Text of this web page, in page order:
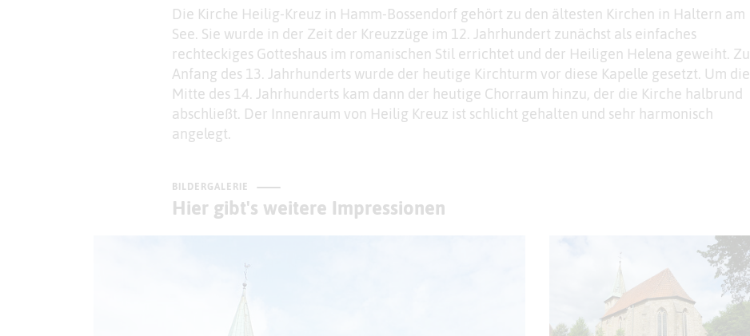
Die Kirche Heilig-Kreuz in Hamm-Bossendorf gehört zu den ältesten Kirchen in Haltern am
See. Sie wurde in der Zeit der Kreuzzüge im 12. Jahrhundert zunächst als einfaches
rechteckiges Gotteshaus im romanischen Stil errichtet und der Heiligen Helena geweiht. Zu
Anfang des 13. Jahrhunderts wurde der heutige Kirchturm vor diese Kapelle gesetzt. Um die
Mitte des 14. Jahrhunderts kam dann der heutige Chorraum hinzu, der die Kirche halbrund
abschließt. Der Innenraum von Heilig Kreuz ist schlicht gehalten und sehr harmonisch
angelegt.
BILDERGALERIE
Hier gibt's weitere Impressionen